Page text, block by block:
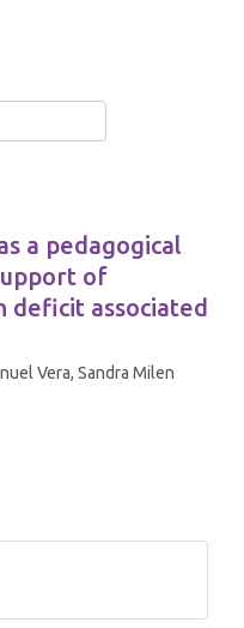
a pedagogical
of
associated
Vera, Sandra Milen